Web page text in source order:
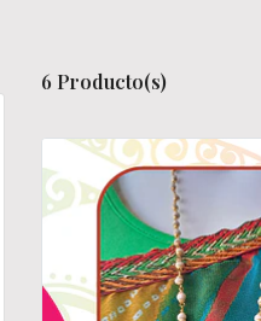
6 Producto(s)